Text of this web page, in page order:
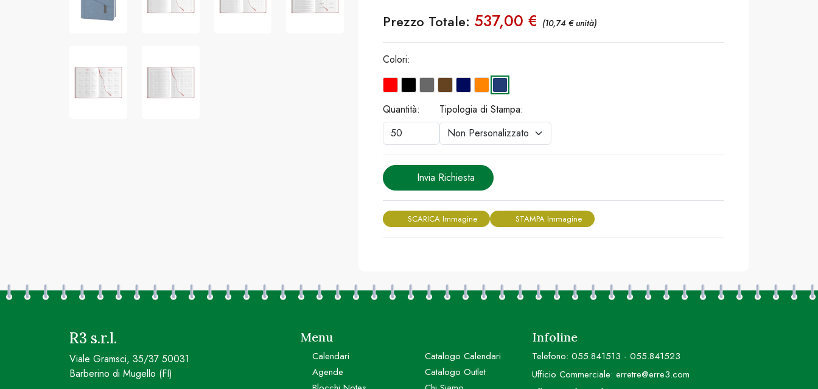
Prezzo Totale: 537,00 € (10,74 € unità)
Colori:
Quantità: Tipologia di Stampa:
Invia Richiesta
SCARICA Immagine STAMPA Immagine
R3 s.r.l.
Viale Gramsci, 35/37 50031
Barberino di Mugello (FI)
Menu
Calendari
Agende
Catalogo Calendari
Catalogo Outlet
Infoline
Telefono: 055.841513 - 055.841523
Ufficio Commerciale: erretre@erre3.com